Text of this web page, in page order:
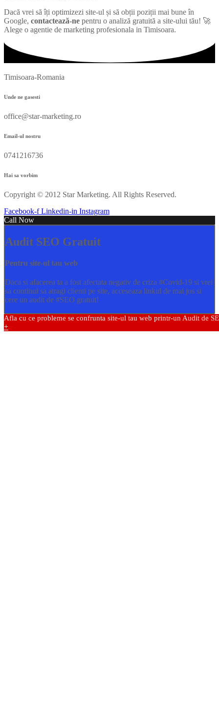
Dacă vrei să îți optimizezi site-ul și să obții poziții mai bune în
Google, contactează-ne pentru o analiză gratuită a site-ului tău! 🚀
Alege o agentie de marketing profesionala in Timisoara.
Timisoara-Romania
Unde ne gasesti
office@star-marketing.ro
Email-ul nostru
0741216736
Hai sa vorbim
Copyright © 2012 Star Marketing. All Rights Reserved.
Facebook-f Linkedin-in Instagram
Call Now
Audit SEO Gratuit
Pentru site-ul tau web
Daca si afacerea ta a fost afectata negativ de criza #Covid-19 si vrei
sa continui sa atragi clienti pe site, acceseaza linkul de mai jos si
cere un audit de #SEO gratuit!
Afla cu ce probleme se confrunta site-ul tau web printr-un Audit de
+